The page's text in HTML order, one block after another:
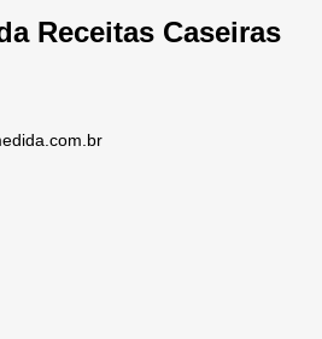
Receitas Caseiras